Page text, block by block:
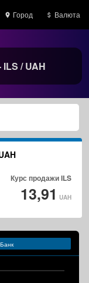
Город Валюта
/ UAH
Курс продажиILS
13,91 UAH